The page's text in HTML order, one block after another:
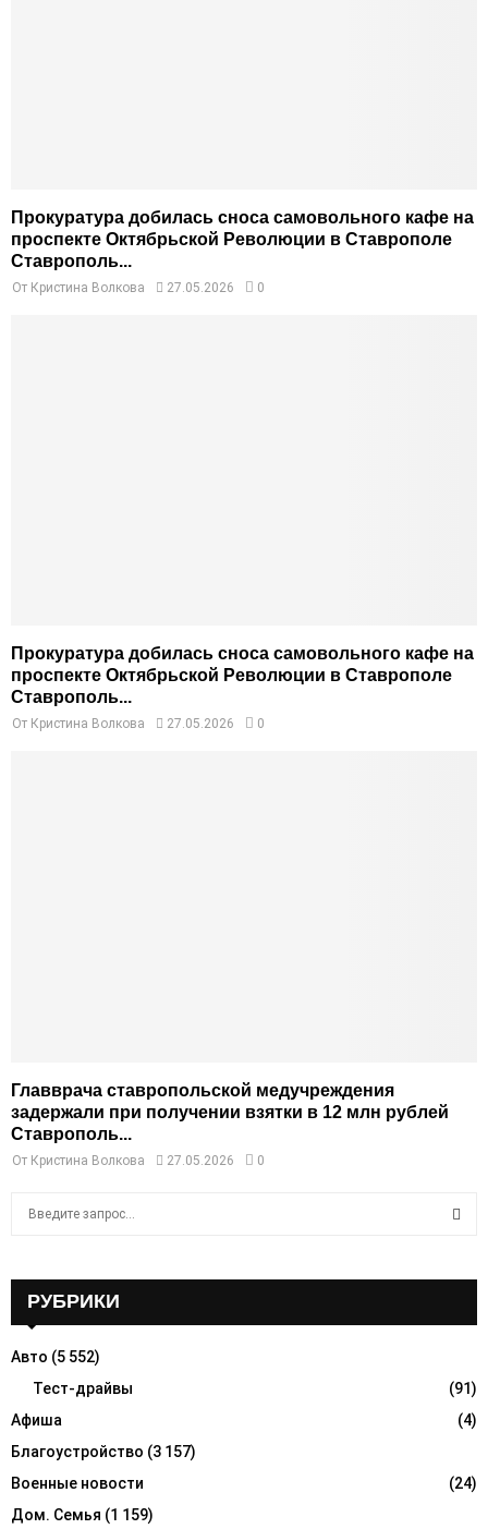
Прокуратура добилась сноса самовольного кафе на
проспекте Октябрьской Революции в Ставрополе
Ставрополь...
От Кристина Волкова 27.05.2026 0
Прокуратура добилась сноса самовольного кафе на
проспекте Октябрьской Революции в Ставрополе
Ставрополь...
От Кристина Волкова 27.05.2026 0
Главврача ставропольской медучреждения
задержали при получении взятки в 12 млн рублей
Ставрополь...
От Кристина Волкова 27.05.2026 0
o
R
C
H
РУБРИКИ
Авто (5 552)
Тест-драйвы
(91)
Афиша
(4)
Благоустройство (3 157)
Военные новости
(24)
Дом. Семья (1 159)